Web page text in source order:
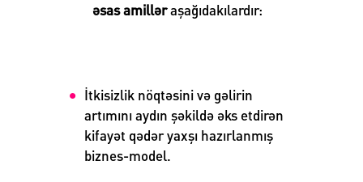
əsas amilləraşağıdakılardır:
İtkisizlik nöqtəsini və gəlirin
artımını aydın şəkildə əks etdirən
kifayət qədər yaxşı hazırlanmış
biznes-model.